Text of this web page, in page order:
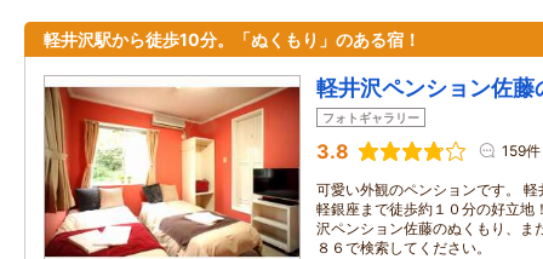
軽井沢駅から徒歩10分。「ぬくもり」のある宿！
軽井沢ペンション佐藤
フォトギャラリー
3.8 159件
可愛い外観のペンションです。
軽銀座まで徒歩約１０分の好立地
沢ペンション佐藤のぬくもり、ま
８６で検索してください。